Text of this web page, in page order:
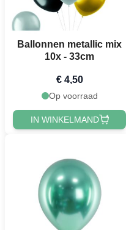
Ballonnen metallic mix
10x - 33cm
€ 4,50
Op voorraad
IN WINKELMAND